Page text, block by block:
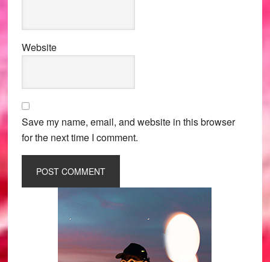
Website
Save my name, email, and website in this browser
for the next time I comment.
Primary
Sidebar